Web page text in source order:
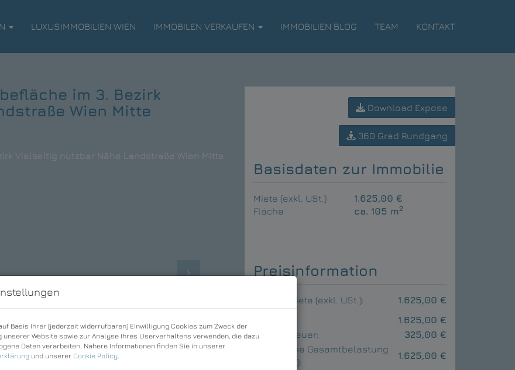
LUXUSIMMOBILIEN WIEN IMMOBILEN VERKAUFEN IMMOBILIEN BLOG TEAM KONTAKT
im 3. Bezirk
Wien Mitte
Download Expose
360 Grad Rundgang
Basisdaten zur Immobilie
Miete (exkl. USt.)
1.625,00 €
Fläche
ca. 105 m2
Preisinformation
Gesamtmiete (exkl. USt.):
1.625,00 €
1.625,00 €
Umsatzsteuer:
325,00 €
monatliche Gesamtbelastung
(exkl. USt.):
1.625,00 €
Basis Ihrer (jederzeit widerrufbaren) Einwilligung Cookies zum Zweck der
unserer Website sowie zur Analyse Ihres Userverhaltens verwenden, die dazu
Daten verarbeiten. Nähere Informationen finden Sie in unserer
und unserer Cookie Policy